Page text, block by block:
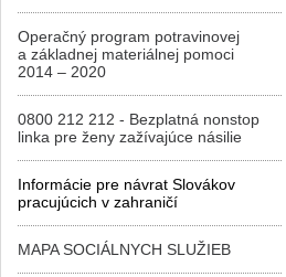
Operačný program potravinovej
a základnej materiálnej pomoci
2014 – 2020
0800 212 212 - Bezplatná nonstop
linka pre ženy zažívajúce násilie
Informácie pre návrat Slovákov
pracujúcich v zahraničí
MAPA SOCIÁLNYCH SLUŽIEB